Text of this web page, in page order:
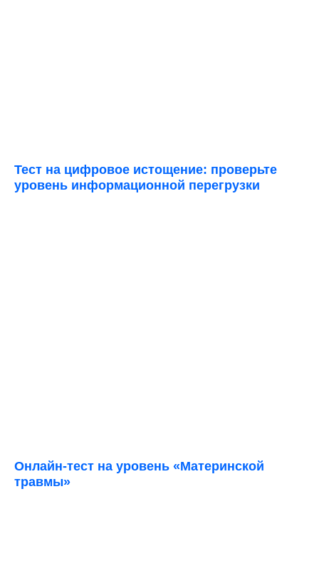
Тест на цифровое истощение: проверьте
уровень информационной перегрузки
Онлайн-тест на уровень «Материнской
травмы»